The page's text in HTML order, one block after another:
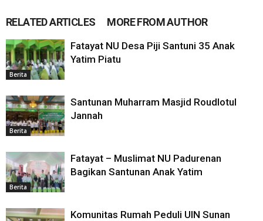
RELATED ARTICLES MORE FROM AUTHOR
Berita
Fatayat NU Desa Piji Santuni 35 Anak
Yatim Piatu
Berita
Santunan Muharram Masjid Roudlotul
Jannah
Berita
Fatayat – Muslimat NU Padurenan
Bagikan Santunan Anak Yatim
Komunitas Rumah Peduli UIN Sunan